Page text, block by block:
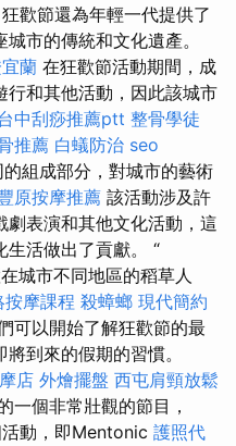
狂歡節還為年輕一代提供了
市的傳統和文化遺產。
蘭 在狂歡節活動期間，成
行和其他活動，因此該城市
中刮痧推薦ptt 整骨學徒
推薦 白蟻防治 seo
組成部分，對城市的藝術
原按摩推薦 該活動涉及許
劇表演和其他文化活動，這
生活做出了貢獻。 “
城市不同地區的稻草人
按摩課程 殺蟑螂 現代簡約
可以開始了解狂歡節的最
到來的假期的習慣。
店 外燴擺盤 西屯肩頸放鬆
一個非常壯觀的節目，
動，即Mentonic 護照代